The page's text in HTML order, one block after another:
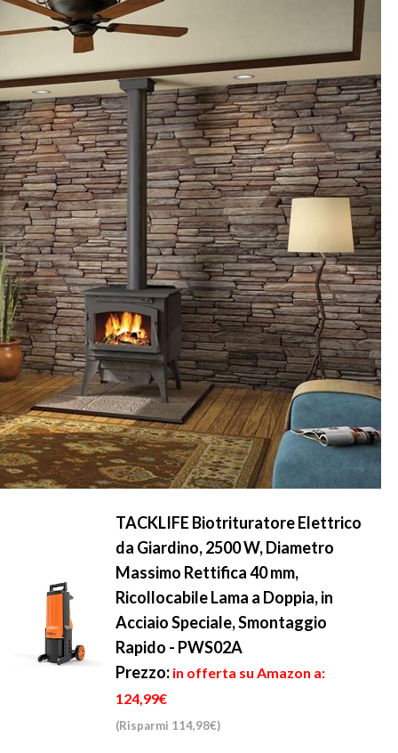
TACKLIFE Biotrituratore Elettrico
da Giardino, 2500 W, Diametro
Massimo Rettifica 40 mm,
Ricollocabile Lama a Doppia, in
Acciaio Speciale, Smontaggio
Rapido - PWS02A
Prezzo: in offerta su Amazon a:
124,99€
(Risparmi 114,98€)